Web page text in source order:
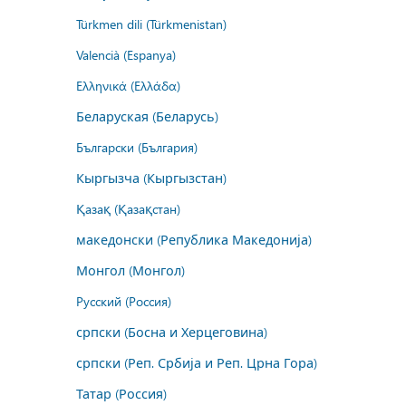
Türkmen dili (Türkmenistan)
Valencià (Espanya)
Ελληνικά (Ελλάδα)
Беларуская (Беларусь)
Български (България)
Кыргызча (Кыргызстан)
Қазақ (Қазақстан)
македонски (Република Македонија)
Монгол (Монгол)
Русский (Россия)
српски (Босна и Херцеговина)
српски (Реп. Србија и Реп. Црна Гора)
Татар (Россия)